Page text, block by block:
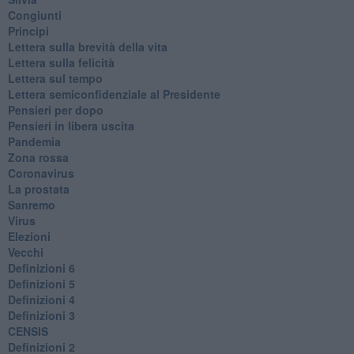
Congiunti
Principi
​Lettera sulla brevità della vita
​Lettera sulla felicità
​Lettera sul tempo
Lettera semiconfidenziale al Presidente
Pensieri per dopo
​Pensieri in libera uscita
Pandemia
Zona rossa
Coronavirus
La prostata
Sanremo
Virus
Elezioni
Vecchi
Definizioni 6
Definizioni 5
Definizioni 4
Definizioni 3
CENSIS
​Definizioni 2